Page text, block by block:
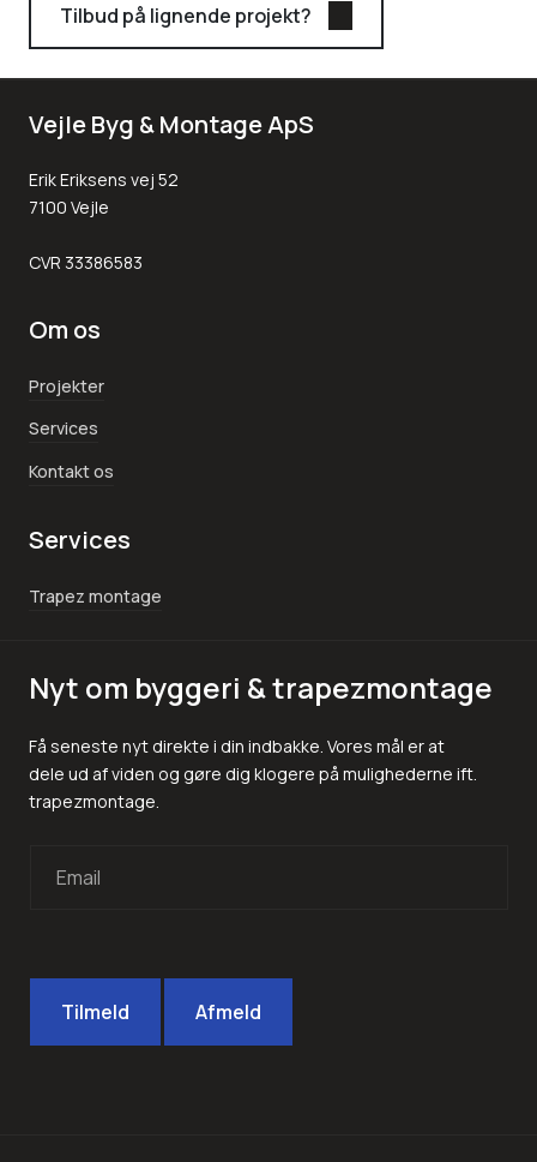
Tilbud på lignende projekt?
Vejle Byg & Montage ApS
Erik Eriksens vej 52
7100 Vejle
CVR 33386583
Om os
Projekter
Services
Kontakt os
Services
Trapez montage
Nyt om byggeri & trapezmontage
Få seneste nyt direkte i din indbakke. Vores mål er at
dele ud af viden og gøre dig klogere på mulighederne ift.
trapezmontage.